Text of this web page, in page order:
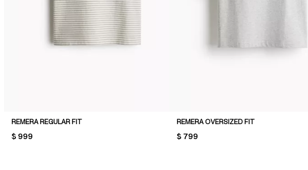
REMERA REGULAR FIT
PRICE:
$ 999
REMERA OVERSIZED FIT
PRICE:
$ 799